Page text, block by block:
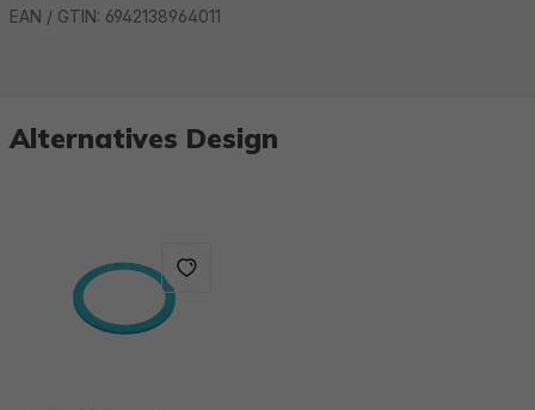
EAN / GTIN: 6942138964011
Alternatives Design